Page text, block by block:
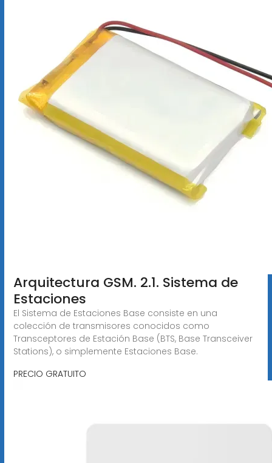
Arquitectura GSM. 2.1. Sistema de
Estaciones
El Sistema de Estaciones Base consiste en una
colección de transmisores conocidos como
Transceptores de Estación Base (BTS, Base Transceiver
Stations), o simplemente Estaciones Base.
PRECIO GRATUITO